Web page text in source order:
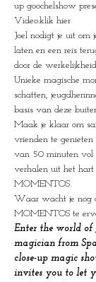
up goochelshow
Video:klik hier
Joel nodigt je uit om
laten en een reis
door de
Unieke magische
schatten,
basis van deze
Maak je klaar om
vrienden te
van 50 minuten vol
verhalen uit het hart
MOMENTOS.
Waar wacht je nog
MOMENTOS te
Enter the world of
magician from
close-up magic
invites you to let